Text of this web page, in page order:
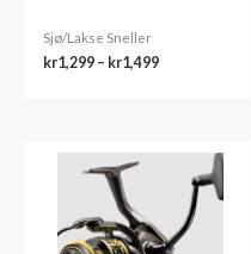
Sjø/Lakse Sneller
kr1,299 – kr1,499
kr1,599